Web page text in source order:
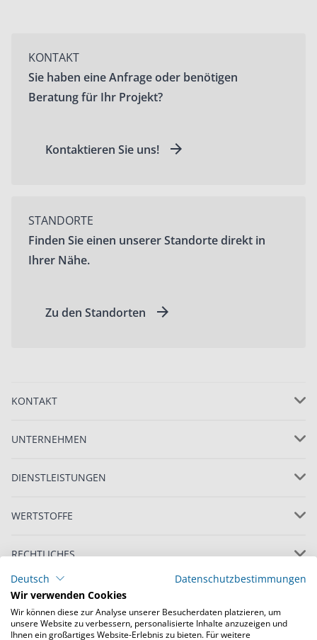
KONTAKT
Sie haben eine Anfrage oder benötigen
Beratung für Ihr Projekt?
Kontaktieren Sie uns!
STANDORTE
Finden Sie einen unserer Standorte direkt in
Ihrer Nähe.
Zu den Standorten
KONTAKT
UNTERNEHMEN
DIENSTLEISTUNGEN
WERTSTOFFE
RECHTLICHES
Deutsch
Datenschutzbestimmungen
Wir verwenden Cookies
Wir können diese zur Analyse unserer Besucherdaten platzieren, um
unsere Website zu verbessern, personalisierte Inhalte anzuzeigen und
Ihnen ein großartiges Website-Erlebnis zu bieten. Für weitere